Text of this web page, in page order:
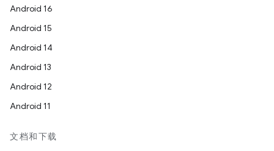
Android 16
Android 15
Android 14
Android 13
Android 12
Android 11
文档和下载